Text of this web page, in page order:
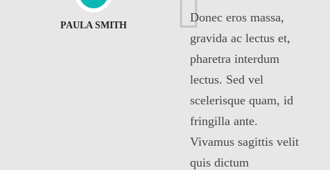
PAULA SMITH
Donec eros massa,
gravida ac lectus et,
pharetra interdum
lectus. Sed vel
scelerisque quam, id
fringilla ante.
Vivamus sagittis velit
quis dictum